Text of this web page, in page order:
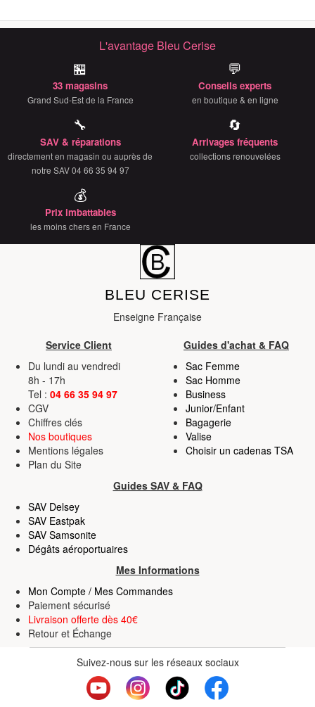
L'avantage Bleu Cerise
🏪
33 magasins
Grand Sud-Est de la France
💬
Conseils experts
en boutique & en ligne
🔧
SAV & réparations
directement en magasin ou auprès de
notre SAV 04 66 35 94 97
🔄
Arrivages fréquents
collections renouvelées
💰
Prix imbattables
les moins chers en France
BLEU CERISE
Enseigne Française
Service Client
Guides d'achat & FAQ
Du lundi au vendredi
8h - 17h
Tel : 04 66 35 94 97
CGV
Chiffres clés
Nos boutiques
Mentions légales
Plan du Site
Sac Femme
Sac Homme
Business
Junior/Enfant
Bagagerie
Valise
Choisir un cadenas TSA
Guides SAV & FAQ
SAV Delsey
SAV Eastpak
SAV Samsonite
Dégâts aéroportuaires
Mes Informations
Mon Compte / Mes Commandes
Paiement sécurisé
Livraison offerte dès 40€
Retour et Échange
Suivez-nous sur les réseaux sociaux